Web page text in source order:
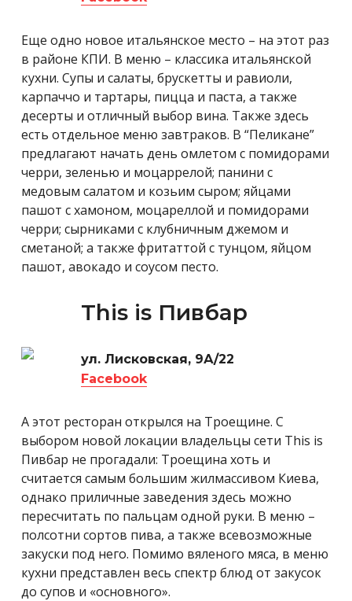
Еще одно новое итальянское место – на этот раз
в районе КПИ. В меню – классика итальянской
кухни. Супы и салаты, брускетты и равиоли,
карпаччо и тартары, пицца и паста, а также
десерты и отличный выбор вина. Также здесь
есть отдельное меню завтраков. В “Пеликане”
предлагают начать день омлетом с помидорами
черри, зеленью и моцаррелой; панини с
медовым салатом и козьим сыром; яйцами
пашот с хамоном, моцареллой и помидорами
черри; сырниками с клубничным джемом и
сметаной; а также фритаттой с тунцом, яйцом
пашот, авокадо и соусом песто.
This is Пивбар
ул. Лисковская, 9А/22
Facebook
А этот ресторан открылся на Троещине. С
выбором новой локации владельцы сети This is
Пивбар не прогадали: Троещина хоть и
считается самым большим жилмассивом Киева,
однако приличные заведения здесь можно
пересчитать по пальцам одной руки. В меню –
полсотни сортов пива, а также всевозможные
закуски под него. Помимо вяленого мяса, в меню
кухни представлен весь спектр блюд от закусок
до супов и «основного».